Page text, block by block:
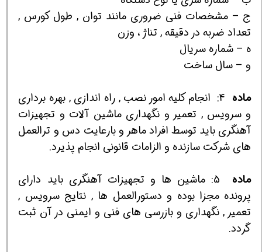
ج – مشخصات فني ضروري مانند توان , طول كورس ,
تعداد ضربه در دقيقه , تناژ ، وزن
ه – شماره سريال
و – سال ساخت
ماده
انجام كليه امور نصب , راه اندازي , بهره برداري
و سرويس , تعمير و نگهداري ماشين آلات و تجهيزات
آهنگري بايد توسط افراد ماهر و بارعايت دس و ترالعمل
هاي شركت سازنده و الزامات قانوني انجام پذيرد.
ماده
ماشين ها و تجهيزات آهنگري بايد داراي
پرونده مجزا بوده و دستورالعمل ها , نتايج سرويس ,
تعمير , نگهداري و بازرسي هاي فني و ايمني در آن ثبت
گردد.